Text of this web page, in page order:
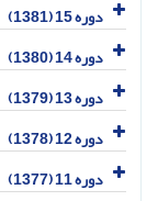
دوره 15 (1381)
دوره 14 (1380)
دوره 13 (1379)
دوره 12 (1378)
دوره 11 (1377)